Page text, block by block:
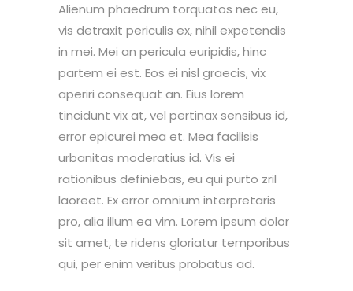
Alienum phaedrum torquatos nec eu,
vis detraxit periculis ex, nihil expetendis
in mei. Mei an pericula euripidis, hinc
partem ei est. Eos ei nisl graecis, vix
aperiri consequat an. Eius lorem
tincidunt vix at, vel pertinax sensibus id,
error epicurei mea et. Mea facilisis
urbanitas moderatius id. Vis ei
rationibus definiebas, eu qui purto zril
laoreet. Ex error omnium interpretaris
pro, alia illum ea vim. Lorem ipsum dolor
sit amet, te ridens gloriatur temporibus
qui, per enim veritus probatus ad.